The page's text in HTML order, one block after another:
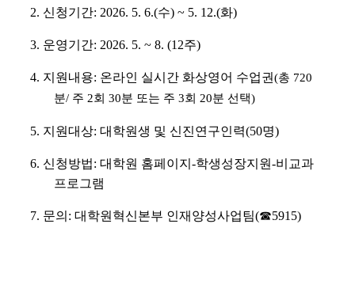
2. 신청기간: 2026. 5. 6.(수) ~ 5. 12.(화)
3. 운영기간: 2026. 5. ~ 8. (12주)
4. 지원내용: 온라인 실시간 화상영어 수업권(총 720
분/ 주 2회 30분 또는 주 3회 20분 선택)
5. 지원대상: 대학원생 및 신진연구인력(50명)
6. 신청방법: 대학원 홈페이지 -학생성장지원-비교과
프로그램
7. 문의 : 대학원혁신본부 인재양성사업팀(☎5915)